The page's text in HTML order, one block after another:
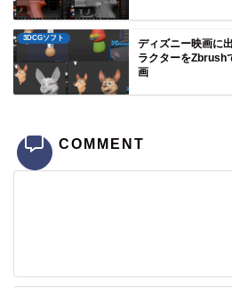
3DCGソフト
ディズニー映画に
ラクターをZbrush
画
COMMENT